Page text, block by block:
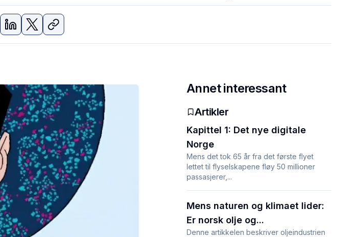
Annet interessant
Artikler
Kapittel 1: Det nye digitale
Norge
Mens det tok 65 år fra det første flyet
lettet til flyselskapene fløy 50 millioner
passasjerer,...
Mens naturen og klimaet lider:
Er norsk olje og...
Denne artikkelen beskriver oljeindustrien